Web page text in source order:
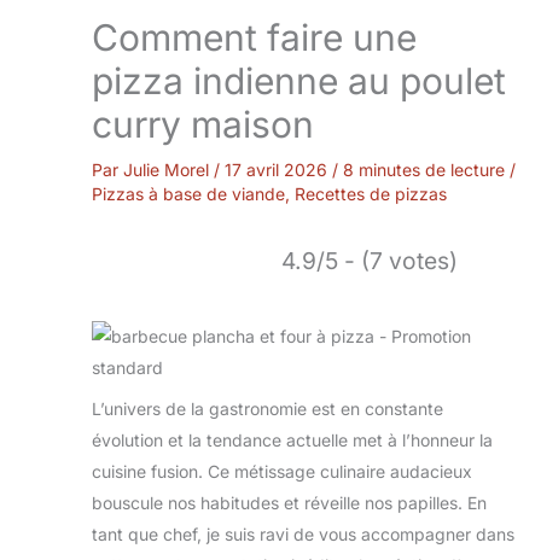
Comment faire une
pizza indienne au poulet
curry maison
Par Julie Morel / 17 avril 2026 / 8 minutes de lecture /
Pizzas à base de viande, Recettes de pizzas
4.9/5 - (7 votes)
L’univers de la gastronomie est en constante
évolution et la tendance actuelle met à l’honneur la
cuisine fusion. Ce métissage culinaire audacieux
bouscule nos habitudes et réveille nos papilles. En
tant que chef, je suis ravi de vous accompagner dans